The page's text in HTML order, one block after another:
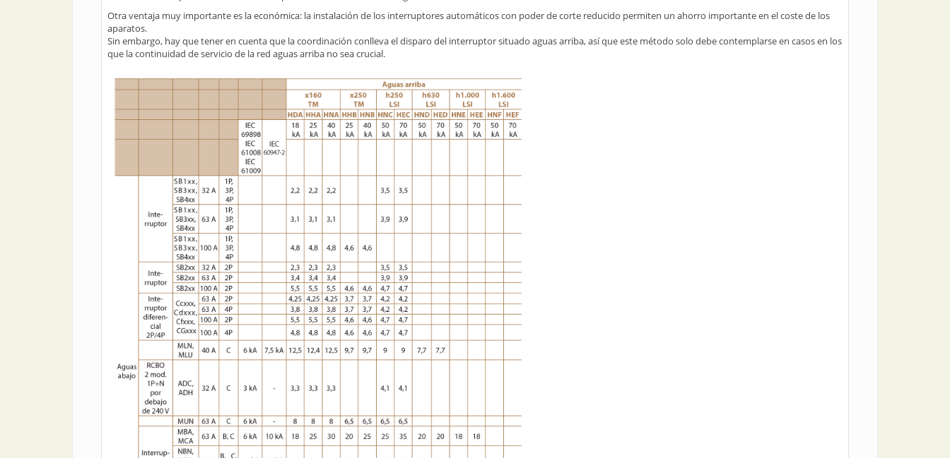
Otra ventaja muy importante es la económica: la instalación de los interruptores automáticos con poder de corte reducido permiten un ahorro importante en el coste de los
aparatos.
Sin embargo, hay que tener en cuenta que la coordinación conlleva el disparo del interruptor situado aguas arriba, así que este método solo debe contemplarse en casos en los
que la continuidad de servicio de la red aguas arriba no sea crucial.